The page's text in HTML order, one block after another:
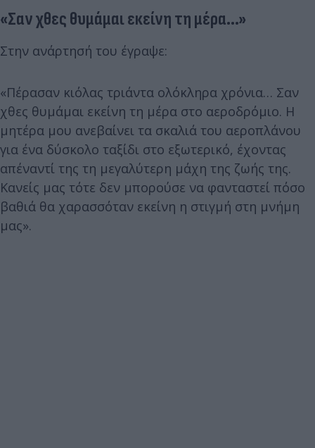
«Σαν χθες θυμάμαι εκείνη τη μέρα...»
Στην ανάρτησή του έγραψε:
«Πέρασαν κιόλας τριάντα ολόκληρα χρόνια… Σαν
χθες θυμάμαι εκείνη τη μέρα στο αεροδρόμιο. Η
μητέρα μου ανεβαίνει τα σκαλιά του αεροπλάνου
για ένα δύσκολο ταξίδι στο εξωτερικό, έχοντας
απέναντί της τη μεγαλύτερη μάχη της ζωής της.
Κανείς μας τότε δεν μπορούσε να φανταστεί πόσο
βαθιά θα χαρασσόταν εκείνη η στιγμή στη μνήμη
μας».